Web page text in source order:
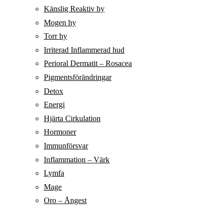
Känslig Reaktiv hy
Mogen hy
Torr hy
Irriterad Inflammerad hud
Perioral Dermatit – Rosacea
Pigmentsförändringar
Detox
Energi
Hjärta Cirkulation
Hormoner
Immunförsvar
Inflammation – Värk
Lymfa
Mage
Oro – Ångest